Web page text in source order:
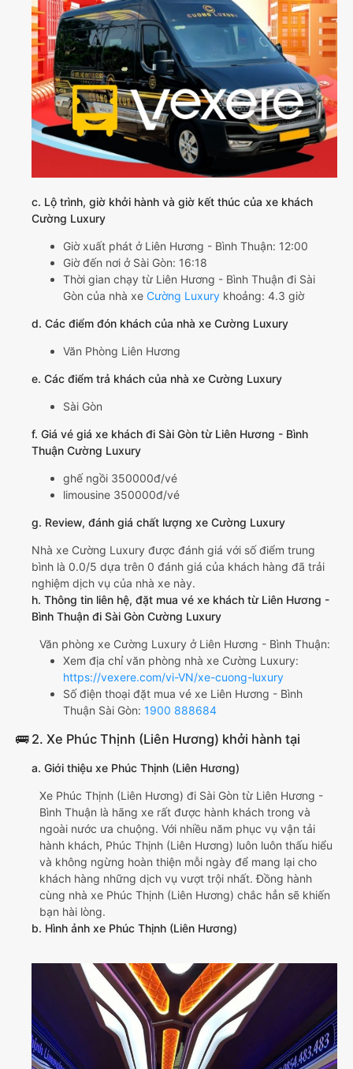
c. Lộ trình, giờ khởi hành và giờ kết thúc của xe khách
Cường Luxury
Giờ xuất phát ở Liên Hương - Bình Thuận: 12:00
Giờ đến nơi ở Sài Gòn: 16:18
Thời gian chạy từ Liên Hương - Bình Thuận đi Sài
Gòn của nhà xe Cường Luxury khoảng: 4.3 giờ
d. Các điểm đón khách của nhà xe Cường Luxury
Văn Phòng Liên Hương
e. Các điểm trả khách của nhà xe Cường Luxury
Sài Gòn
f. Giá vé giá xe khách đi Sài Gòn từ Liên Hương - Bình
Thuận Cường Luxury
ghế ngồi 350000đ/vé
limousine 350000đ/vé
g. Review, đánh giá chất lượng xe Cường Luxury
Nhà xe Cường Luxury được đánh giá với số điểm trung
bình là 0.0/5 dựa trên 0 đánh giá của khách hàng đã trải
nghiệm dịch vụ của nhà xe này.
h. Thông tin liên hệ, đặt mua vé xe khách từ Liên Hương -
Bình Thuận đi Sài Gòn Cường Luxury
Văn phòng xe Cường Luxury ở Liên Hương - Bình Thuận:
Xem địa chỉ văn phòng nhà xe Cường Luxury:
https://vexere.com/vi-VN/xe-cuong-luxury
Số điện thoại đặt mua vé xe Liên Hương - Bình
Thuận Sài Gòn: 1900 888684
🚌 2. Xe Phúc Thịnh (Liên Hương) khởi hành tại
a. Giới thiệu xe Phúc Thịnh (Liên Hương)
Xe Phúc Thịnh (Liên Hương) đi Sài Gòn từ Liên Hương -
Bình Thuận là hãng xe rất được hành khách trong và
ngoài nước ưa chuộng. Với nhiều năm phục vụ vận tải
hành khách, Phúc Thịnh (Liên Hương) luôn luôn thấu hiểu
và không ngừng hoàn thiện mỗi ngày để mang lại cho
khách hàng những dịch vụ vượt trội nhất. Đồng hành
cùng nhà xe Phúc Thịnh (Liên Hương) chắc hẳn sẽ khiến
bạn hài lòng.
b. Hình ảnh xe Phúc Thịnh (Liên Hương)